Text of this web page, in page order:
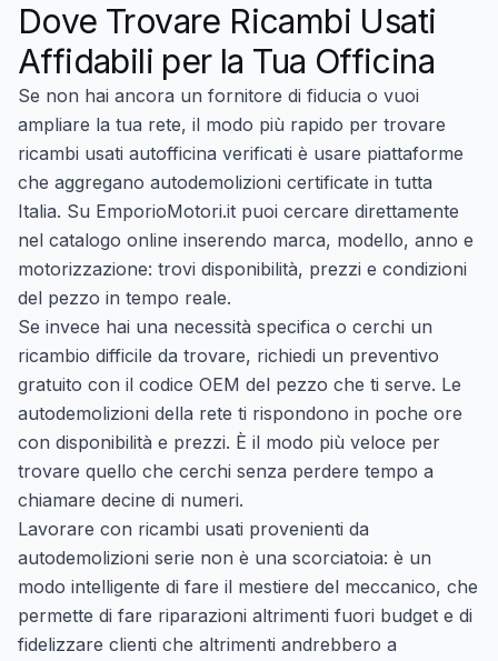
Dove Trovare Ricambi Usati
Affidabili per la Tua Officina
Se non hai ancora un fornitore di fiducia o vuoi
ampliare la tua rete, il modo più rapido per trovare
ricambi usati autofficina verificati è usare piattaforme
che aggregano autodemolizioni certificate in tutta
Italia. Su EmporioMotori.it puoi cercare direttamente
nel catalogo online inserendo marca, modello, anno e
motorizzazione: trovi disponibilità, prezzi e condizioni
del pezzo in tempo reale.
Se invece hai una necessità specifica o cerchi un
ricambio difficile da trovare, richiedi un preventivo
gratuito con il codice OEM del pezzo che ti serve. Le
autodemolizioni della rete ti rispondono in poche ore
con disponibilità e prezzi. È il modo più veloce per
trovare quello che cerchi senza perdere tempo a
chiamare decine di numeri.
Lavorare con ricambi usati provenienti da
autodemolizioni serie non è una scorciatoia: è un
modo intelligente di fare il mestiere del meccanico, che
permette di fare riparazioni altrimenti fuori budget e di
fidelizzare clienti che altrimenti andrebbero a